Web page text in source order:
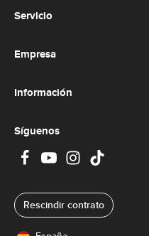
Servicio
Empresa
Información
Síguenos
Rescindir contrato